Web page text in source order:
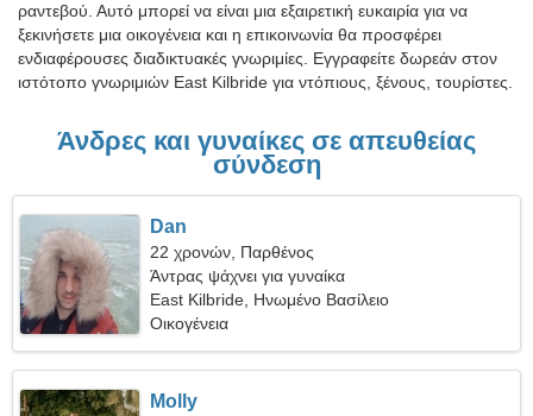
ραντεβού. Αυτό μπορεί να είναι μια εξαιρετική ευκαιρία για να
ξεκινήσετε μια οικογένεια και η επικοινωνία θα προσφέρει
ενδιαφέρουσες διαδικτυακές γνωριμίες. Εγγραφείτε δωρεάν στον
ιστότοπο γνωριμιών East Kilbride για ντόπιους, ξένους, τουρίστες.
Άνδρες και γυναίκες σε απευθείας
σύνδεση
Dan
22 χρονών, Παρθένος
Άντρας ψάχνει για γυναίκα
East Kilbride, Ηνωμένο Βασίλειο
Οικογένεια
Molly